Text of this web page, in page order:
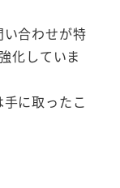
合わせが特
化していま
に取ったこ